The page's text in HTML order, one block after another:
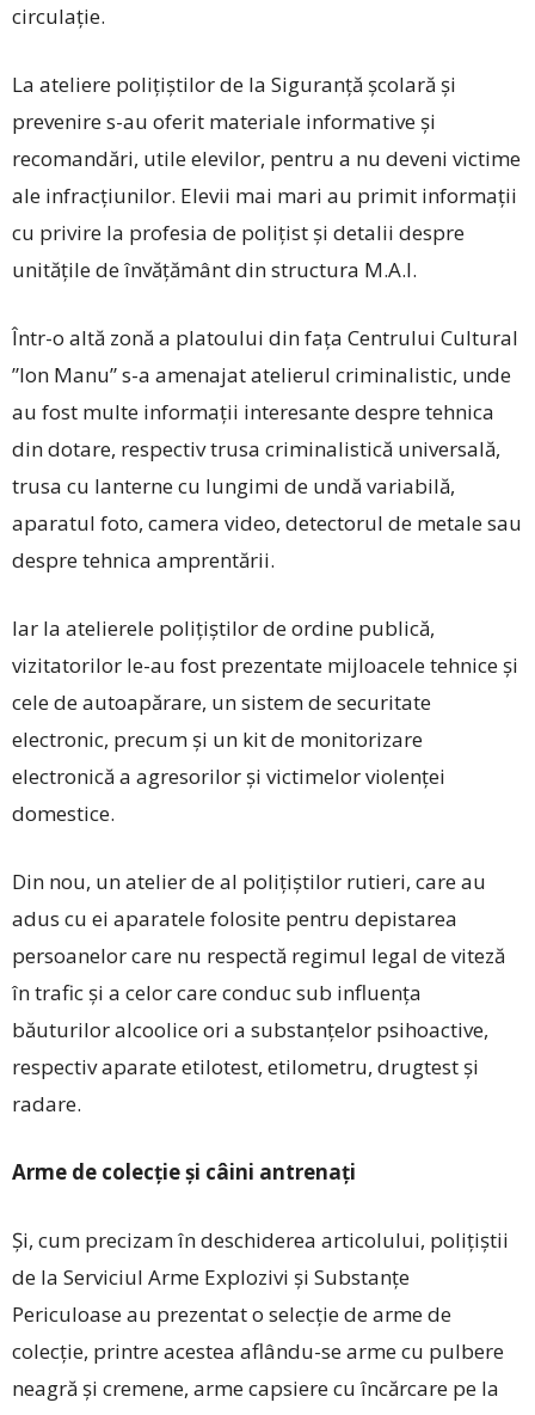
circulație.
La ateliere polițiștilor de la Siguranță școlară și
prevenire s-au oferit materiale informative și
recomandări, utile elevilor, pentru a nu deveni victime
ale infracțiunilor. Elevii mai mari au primit informații
cu privire la profesia de polițist și detalii despre
unitățile de învățământ din structura M.A.I.
Într-o altă zonă a platoului din fața Centrului Cultural
”Ion Manu” s-a amenajat atelierul criminalistic, unde
au fost multe informații interesante despre tehnica
din dotare, respectiv trusa criminalistică universală,
trusa cu lanterne cu lungimi de undă variabilă,
aparatul foto, camera video, detectorul de metale sau
despre tehnica amprentării.
Iar la atelierele polițiștilor de ordine publică,
vizitatorilor le-au fost prezentate mijloacele tehnice și
cele de autoapărare, un sistem de securitate
electronic, precum și un kit de monitorizare
electronică a agresorilor și victimelor violenței
domestice.
Din nou, un atelier de al polițiștilor rutieri, care au
adus cu ei aparatele folosite pentru depistarea
persoanelor care nu respectă regimul legal de viteză
în trafic și a celor care conduc sub influența
băuturilor alcoolice ori a substanțelor psihoactive,
respectiv aparate etilotest, etilometru, drugtest și
radare.
Arme de colecție și câini antrenați
Și, cum precizam în deschiderea articolului, polițiștii
de la Serviciul Arme Explozivi și Substanțe
Periculoase au prezentat o selecție de arme de
colecție, printre acestea aflându-se arme cu pulbere
neagră și cremene, arme capsiere cu încărcare pe la